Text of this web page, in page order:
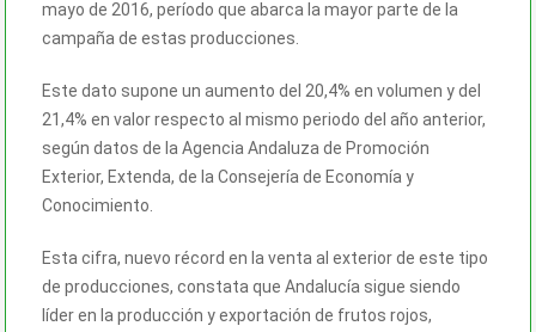
mayo de 2016, período que abarca la mayor parte de la
campaña de estas producciones.
Este dato supone un aumento del 20,4% en volumen y del
21,4% en valor respecto al mismo periodo del año anterior,
según datos de la Agencia Andaluza de Promoción
Exterior, Extenda, de la Consejería de Economía y
Conocimiento.
Esta cifra, nuevo récord en la venta al exterior de este tipo
de producciones, constata que Andalucía sigue siendo
líder en la producción y exportación de frutos rojos,